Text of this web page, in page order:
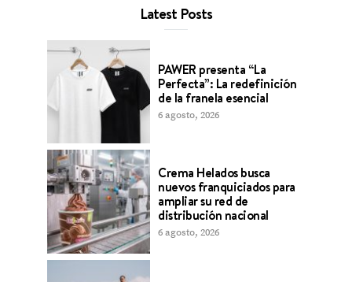
Latest Posts
PAWER presenta “La
Perfecta”: La redefinición
de la franela esencial
6 agosto, 2026
Crema Helados busca
nuevos franquiciados para
ampliar su red de
distribución nacional
6 agosto, 2026